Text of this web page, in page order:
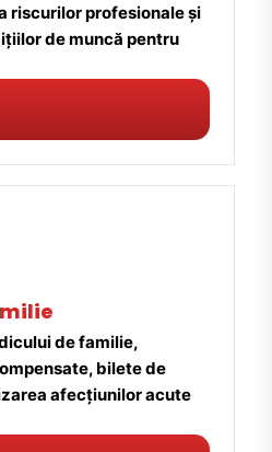
riscurilor profesionale și
de muncă pentru
de familie,
bilete de
afecțiunilor acute